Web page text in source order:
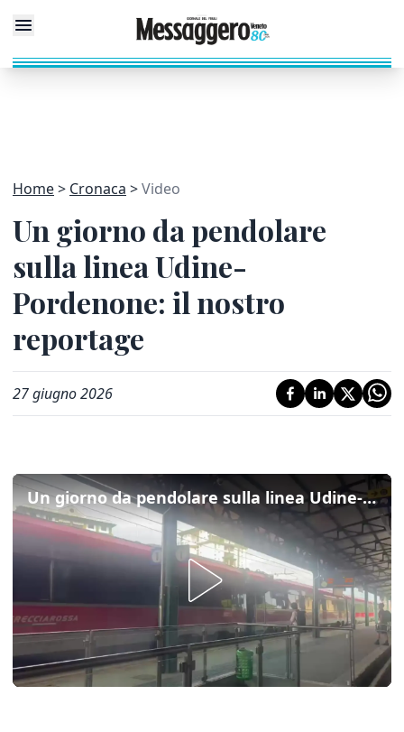
Home Cronaca Video
Un giorno da pendolare
sulla linea Udine-
Pordenone: il nostro
reportage
27 giugno 2026
Un giorno da pendolare sulla linea Udine-Pordenone: il nostro reportage